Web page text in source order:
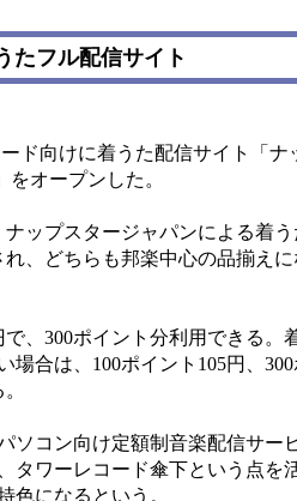
たフル配信サイト
ド向けに着うた配信サイト「
オープンした。
ップスタージャパンによる着
、どちらも邦楽中心の品揃え
、300ポイント分利用できる。
場合は、100ポイント105円、
コン向け定額制音楽配信サー
タワーレコード傘下という点
色になるという。